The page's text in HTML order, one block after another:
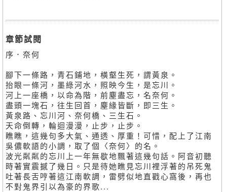
章節試閱
序．奈何
腳下一條路，青石鋪地，橫壑生死，謂黃泉。
抬眼一條河，墨綠河水，照映今生，是忘川。
河上一座橋，以命為階，前塵盡忘，名奈何。
盡頭一塊石，往生回首，塵緣皆斷，即三生。
黃泉路、忘川河、奈何橋、三生石。
天命倒轉，輪迴漫漫，止步，止步。
瞧瞧，這幾句多大氣、通透、厚重！可惜，配上了江南
吳儂軟語的小調，取了個〈奈何〉的名。
波光粼粼的忘川上一年無歇地飄著這幾句話。阿音初聽
時著實震撼了幾日。只是待她瞧見忘川裡浮著的吊死鬼
吐著長舌哼著這江南軟調，雷劈似地直戳心窩後，再也
不對鬼界引以為豪的界歌...